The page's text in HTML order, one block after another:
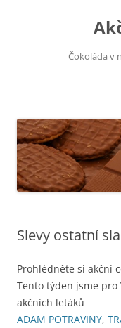
Čokoláda v
Slevy ostatní
Prohlédněte si akční
Tento týden jsme pro
akčních letáků
ADAM POTRAVINY,